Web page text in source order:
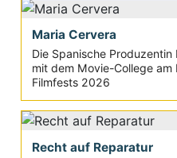
Maria Cervera
Die Spanische
mit dem Movie-College am
Filmfests 2026
Recht auf Reparatur